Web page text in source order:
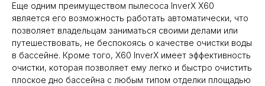
Еще одним преимуществом пылесоса InverX X60
является его возможность работать автоматически, что
позволяет владельцам заниматься своими делами или
путешествовать, не беспокоясь о качестве очистки воды
в бассейне. Кроме того, X60 InverX имеет эффективность
очистки, которая позволяет ему легко и быстро очистить
плоское дно бассейна с любым типом отделки площадью